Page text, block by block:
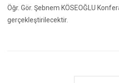
Öğr. Gör. Şebnem KÖSEOĞLU
gerçekleştirilecektir.